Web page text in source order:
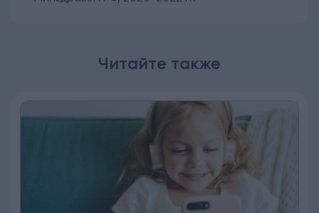
Читайте также